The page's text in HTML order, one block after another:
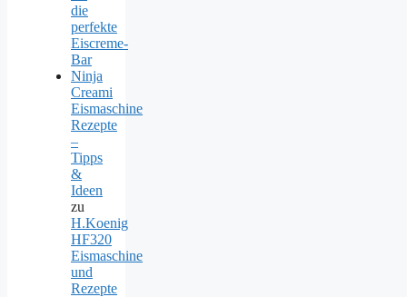
die
perfekte
Eiscreme-
Bar
Ninja
Creami
Eismaschine
Rezepte
–
Tipps
&
Ideen
zu
H.Koenig
HF320
Eismaschine
und
Rezepte